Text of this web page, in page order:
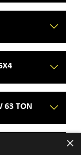
63 TON
×